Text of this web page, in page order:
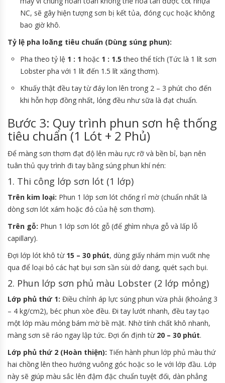
NC, sẽ gây hiện tượng sơn bị kết tủa, đóng cục hoặc không
bao giờ khô.
Tỷ lệ pha loãng tiêu chuẩn (Dùng súng phun):
Pha theo tỷ lệ 1 : 1 hoặc 1 : 1.5 theo thể tích (Tức là 1 lít sơn
Lobster pha với 1 lít đến 1.5 lít xăng thơm).
Khuấy thật đều tay từ đáy lon lên trong 2 – 3 phút cho đến
khi hỗn hợp đồng nhất, lỏng đều như sữa là đạt chuẩn.
Bước 3: Quy trình phun sơn hệ thống
tiêu chuẩn (1 Lót + 2 Phủ)
Để màng sơn thơm đạt độ lên màu rực rỡ và bền bỉ, bạn nên
tuân thủ quy trình đi tay bằng súng phun khí nén:
1. Thi công lớp sơn lót (1 lớp)
Trên kim loại: Phun 1 lớp sơn lót chống rỉ mờ (chuẩn nhất là
dòng sơn lót xám hoặc đỏ của hệ sơn thơm).
Trên gỗ: Phun 1 lớp sơn lót gỗ (để ghìm nhựa gỗ và lấp lỗ
capillary).
Đợi lớp lót khô từ 15 – 30 phút, dùng giấy nhám mịn vuốt nhẹ
qua để loại bỏ các hạt bụi sơn sần sùi dở dang, quét sạch bụi.
2. Phun lớp sơn phủ màu Lobster (2 lớp mỏng)
Lớp phủ thứ 1: Điều chỉnh áp lực súng phun vừa phải (khoảng 3
– 4 kg/cm2), béc phun xòe đều. Đi tay lướt nhanh, đều tay tạo
một lớp màu mỏng bám mờ bề mặt. Nhờ tính chất khô nhanh,
màng sơn sẽ ráo ngay lập tức. Đợi ổn định từ 20 – 30 phút.
Lớp phủ thứ 2 (Hoàn thiện): Tiến hành phun lớp phủ màu thứ
hai chồng lên theo hướng vuông góc hoặc so le với lớp đầu. Lớp
này sẽ giúp màu sắc lên đậm đặc chuẩn tuyệt đối, dàn phẳng